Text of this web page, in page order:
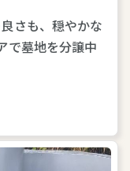
さも、穏やかな
で墓地を分譲中